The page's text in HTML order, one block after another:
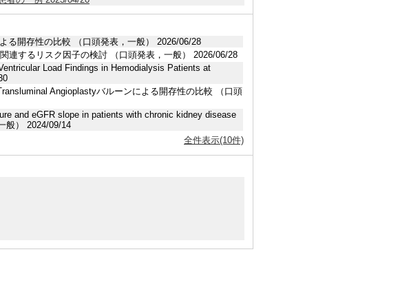
る開存性の比較 （口頭発表，一般） 2026/06/28
連するリスク因子の検討 （口頭発表，一般） 2026/06/28
Load Findings in Hemodialysis Patients at
Angioplastyバルーンによる開存性の比較 （口頭
and eGFR slope in patients with chronic kidney disease
般） 2024/09/14
全件表示(10件)